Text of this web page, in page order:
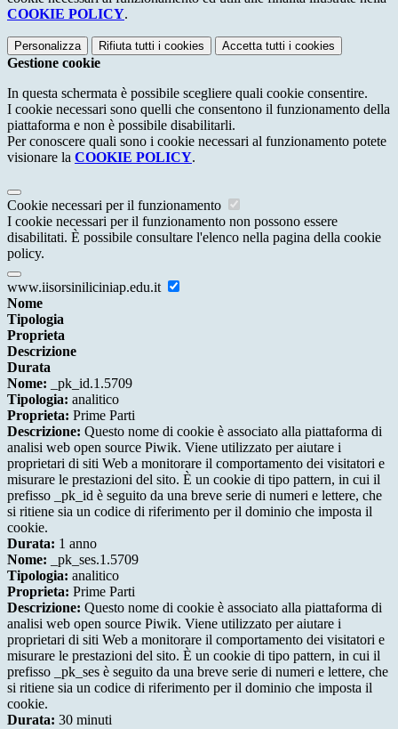
COOKIE POLICY.
Personalizza Rifiuta tutti i cookies Accetta tutti i cookies
Gestione cookie
In questa schermata è possibile scegliere quali cookie consentire.
I cookie necessari sono quelli che consentono il funzionamento della
piattaforma e non è possibile disabilitarli.
Per conoscere quali sono i cookie necessari al funzionamento potete
visionare la COOKIE POLICY.
Cookie necessari per il funzionamento
I cookie necessari per il funzionamento non possono essere
disabilitati. È possibile consultare l'elenco nella pagina della cookie
policy.
www.iisorsiniliciniap.edu.it
Nome
Tipologia
Proprieta
Descrizione
Durata
Nome: _pk_id.1.5709
Tipologia: analitico
Proprieta: Prime Parti
Descrizione: Questo nome di cookie è associato alla piattaforma di
analisi web open source Piwik. Viene utilizzato per aiutare i
proprietari di siti Web a monitorare il comportamento dei visitatori e
misurare le prestazioni del sito. È un cookie di tipo pattern, in cui il
prefisso _pk_id è seguito da una breve serie di numeri e lettere, che
si ritiene sia un codice di riferimento per il dominio che imposta il
cookie.
Durata: 1 anno
Nome: _pk_ses.1.5709
Tipologia: analitico
Proprieta: Prime Parti
Descrizione: Questo nome di cookie è associato alla piattaforma di
analisi web open source Piwik. Viene utilizzato per aiutare i
proprietari di siti Web a monitorare il comportamento dei visitatori e
misurare le prestazioni del sito. È un cookie di tipo pattern, in cui il
prefisso _pk_ses è seguito da una breve serie di numeri e lettere, che
si ritiene sia un codice di riferimento per il dominio che imposta il
cookie.
Durata: 30 minuti